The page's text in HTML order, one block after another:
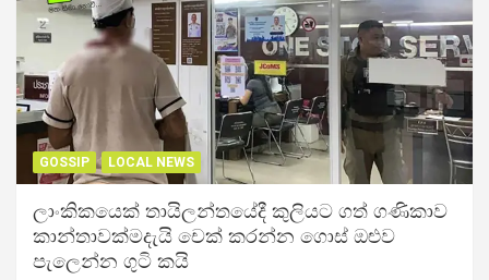
GOSSIP LOCAL NEWS
ලාංකිකයෙක් තායිලන්තයේදී කුලියට ගත් ගණිකාව
කාන්තාවක්මදැයි චෙක් කරන්න ගොස් ඔළුව
පැලෙන්න ගුටි කයි